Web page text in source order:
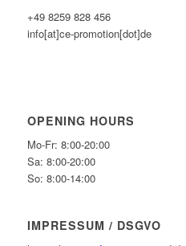
+49 8259 828 456
info[at]ce-promotion[dot]de
OPENING HOURS
Mo-Fr: 8:00-20:00
Sa: 8:00-20:00
So: 8:00-14:00
IMPRESSUM / DSGVO